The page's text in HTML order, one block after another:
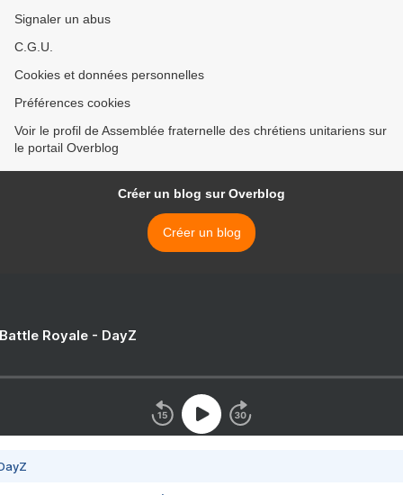
Signaler un abus
C.G.U.
Cookies et données personnelles
Préférences cookies
Voir le profil de Assemblée fraternelle des chrétiens unitariens sur
le portail Overblog
Créer un blog sur Overblog
Créer un blog
Royale - DayZ